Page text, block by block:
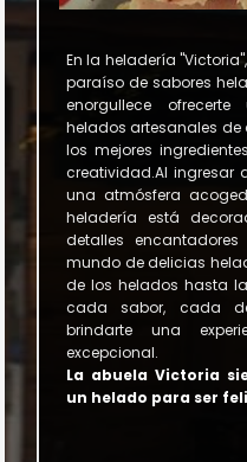
En la heladería
paraíso de sabores
enorgullece
helados artesanales
los mejores
creatividad.Al ingresar
una atmósfera
heladería está
detalles
mundo de delicias
de los helados hasta
cada sabor, cada
brindarte una
excepcional.
La abuela Victoria
un helado para ser